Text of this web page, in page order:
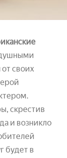
своих
скрестив
и возникло
будет в